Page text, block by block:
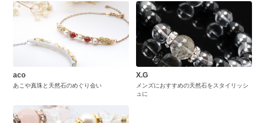
aco
あこや真珠と天然石のめぐり会い
X.G
メンズにおすすめの天然石をスタイリッシ
ュに